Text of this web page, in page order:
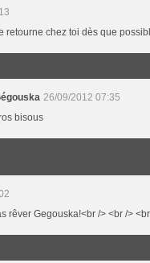
retourne chez toi dès que
26/09/2012 07:35
bisous
rêver Gegouska!<br /> <br />